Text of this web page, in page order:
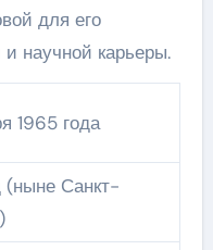
для его
научной карьеры.
1965 года
(ныне Санкт-